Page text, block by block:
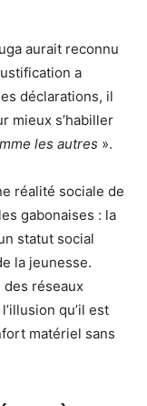
aurait reconnu
a
déclarations, il
mieux s’habiller
les autres ».
réalité sociale de
gabonaises : la
statut social
la jeunesse.
réseaux
qu’il est
matériel sans